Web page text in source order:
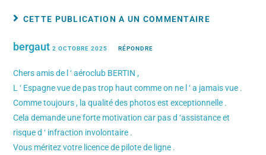
CETTE PUBLICATION A UN COMMENTAIRE
bergaut2 OCTOBRE 2025 RÉPONDRE
Chers amis de l ‘ aéroclub BERTIN ,
L ‘ Espagne vue de pas trop haut comme on ne l ‘ a jamais vue .
Comme toujours , la qualité des photos est exceptionnelle .
Cela demande une forte motivation car pas d ‘assistance et
risque d ‘ infraction involontaire .
Vous méritez votre licence de pilote de ligne .